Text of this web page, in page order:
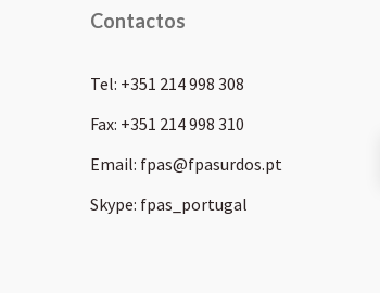
Contactos
Tel: +351 214 998 308
Fax: +351 214 998 310
Email: fpas@fpasurdos.pt
Skype: fpas_portugal